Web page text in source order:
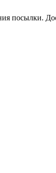
посылки.